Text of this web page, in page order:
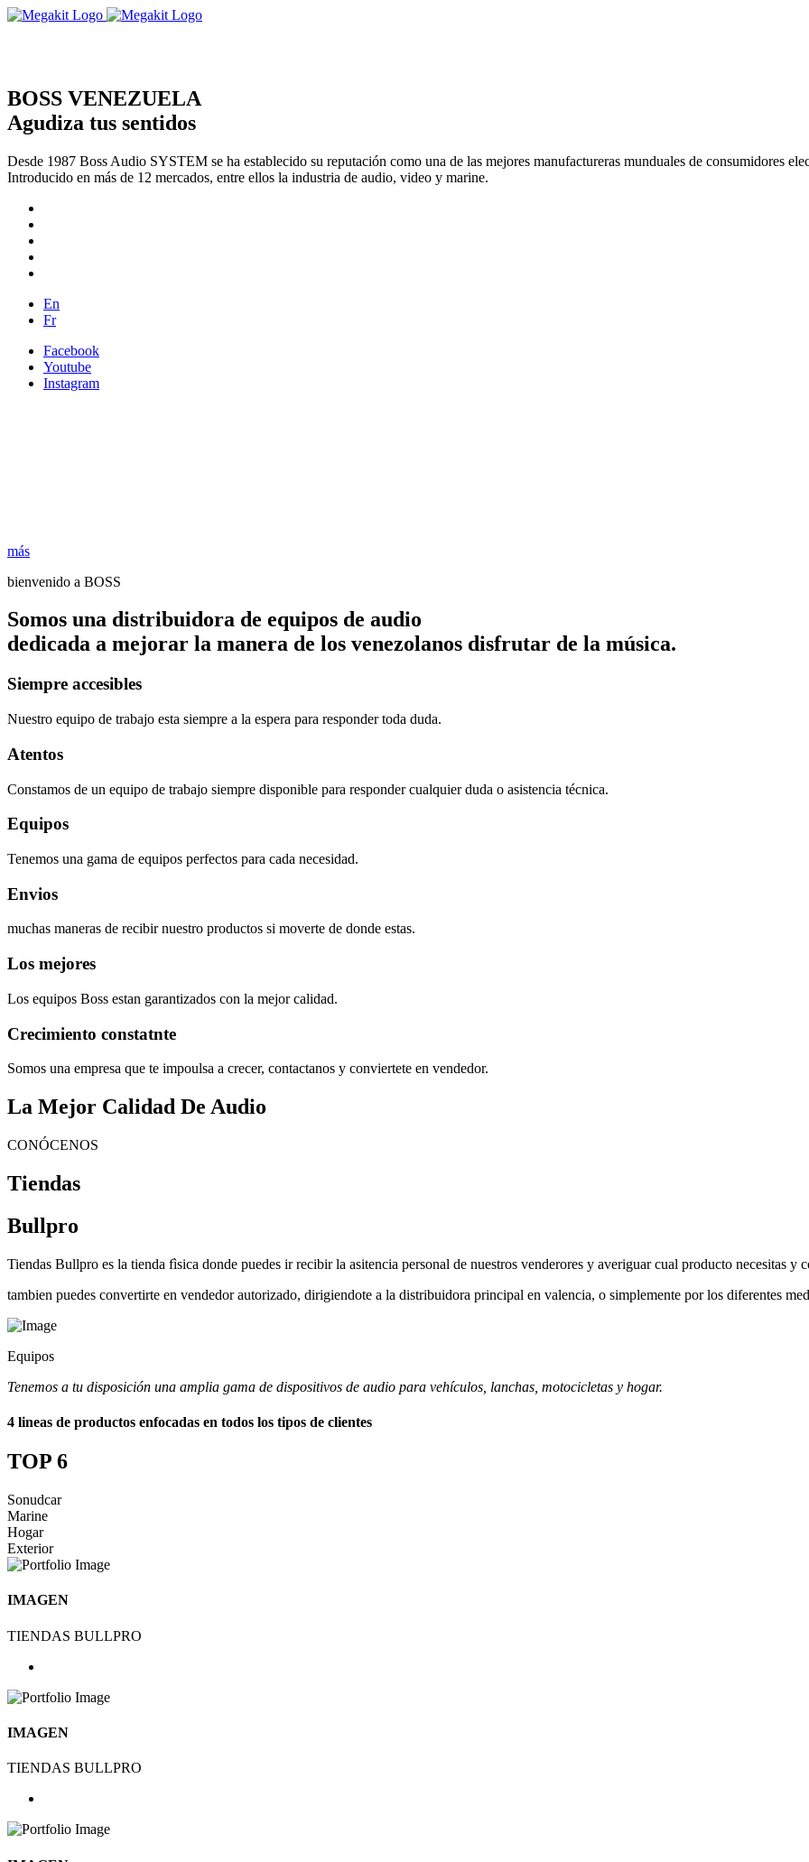
BOSS VENEZUELA
Agudiza tus sentidos
Desde 1987 Boss Audio SYSTEM se ha establecido su reputación como una de las mejores manufactureras munduales de consumidores
Introducido en más de 12 mercados, entre ellos la industria de audio, video y marine.
En
Fr
Facebook
Youtube
Instagram
más
bienvenido a BOSS
Somos una distribuidora de equipos de audio
dedicada a mejorar la manera de los venezolanos disfrutar de la música.
Siempre accesibles
Nuestro equipo de trabajo esta siempre a la espera para responder toda duda.
Atentos
Constamos de un equipo de trabajo siempre disponible para responder cualquier duda o asistencia técnica.
Equipos
Tenemos una gama de equipos perfectos para cada necesidad.
Envios
muchas maneras de recibir nuestro productos si moverte de donde estas.
Los mejores
Los equipos Boss estan garantizados con la mejor calidad.
Crecimiento constatnte
Somos una empresa que te impoulsa a crecer, contactanos y conviertete en vendedor.
La Mejor Calidad De Audio
CONÓCENOS
Tiendas
Bullpro
Tiendas Bullpro es la tienda fìsica donde puedes ir recibir la asitencia personal de nuestros venderores y averiguar cual producto necesitas y
tambien puedes convertirte en vendedor autorizado, dirigiendote a la distribuidora principal en valencia, o simplemente por los diferentes
Equipos
Tenemos a tu disposición una amplia gama de dispositivos de audio para vehículos, lanchas, motocicletas y hogar.
4 lineas de productos enfocadas en todos los tipos de clientes
TOP 6
Sonudcar
Marine
Hogar
Exterior
IMAGEN
TIENDAS BULLPRO
IMAGEN
TIENDAS BULLPRO